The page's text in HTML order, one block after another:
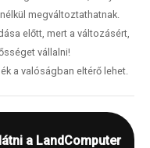
megváltoztathatnak.
előtt, mert a változásért,
vállalni!
a valóságban eltérő lehet.
a LandComputer